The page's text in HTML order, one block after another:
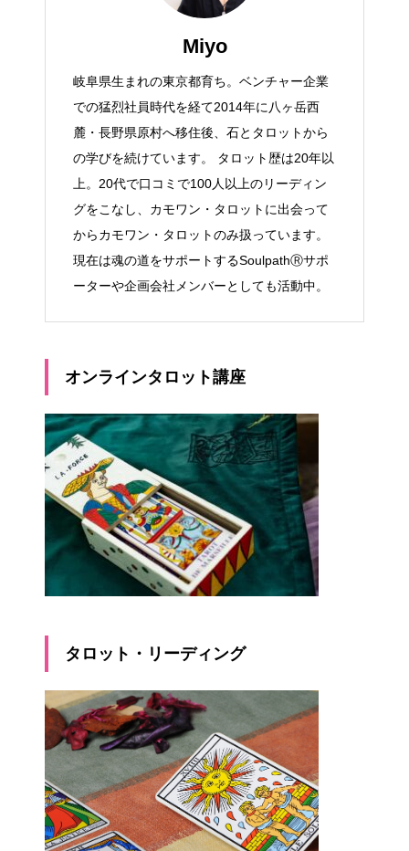
Miyo
岐阜県生まれの東京都育ち。ベンチャー企業
での猛烈社員時代を経て2014年に八ヶ岳西
麓・長野県原村へ移住後、石とタロットから
の学びを続けています。 タロット歴は20年以
上。20代で口コミで100人以上のリーディン
グをこなし、カモワン・タロットに出会って
からカモワン・タロットのみ扱っています。
現在は魂の道をサポートするSoulpathⓇサポ
ーターや企画会社メンバーとしても活動中。
オンラインタロット講座
タロット・リーディング